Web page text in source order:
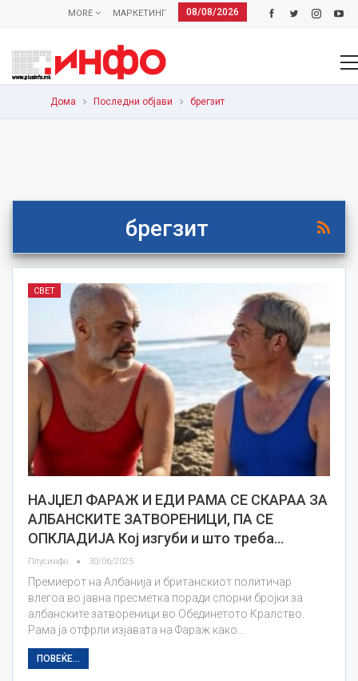
08/08/2026
МАРКЕТИНГ
MORE
Дома Последни објави брегзит
брегзит
СВЕТ
НАЈЏЕЛ ФАРАЖ И ЕДИ РАМА СЕ СКАРАА ЗА
АЛБАНСКИТЕ ЗАТВОРЕНИЦИ, ПА СЕ
ОПКЛАДИЈА Кој изгуби и што треба…
Плусинфо 30/06/2025
Премиерот на Албанија и британскиот политичар
влегоа во јавна пресметка поради спорни бројки за
албанските затвореници во Обединетото Кралство.
Рама ја отфрли изјавата на Фараж како…
ПОВЕЌЕ...